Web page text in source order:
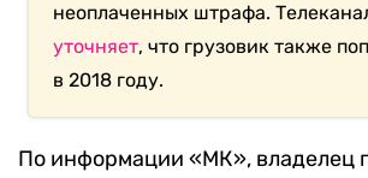
неоплаченных штрафа.
уточняет, что грузовик также
в 2018 году.
По информации «МК», владелец